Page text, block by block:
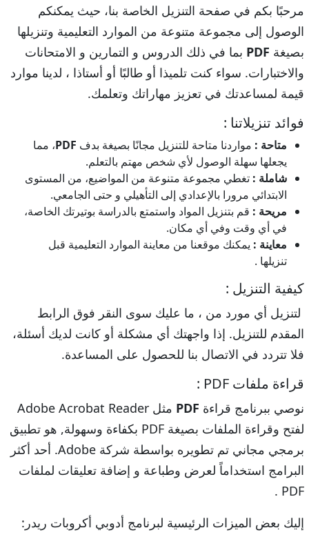
مرحبًا بكم في صفحة التنزيل الخاصة بنا، حيث يمكنكم
الوصول إلى مجموعة متنوعة من الموارد التعليمية وتنزيلها
بصيغة PDF بما في ذلك الدروس و التمارين و الامتحانات
والاختبارات. سواء كنت تلميذا أو طالبًا أو أستاذا ، لدينا موارد
قيمة لمساعدتك في تعزيز مهاراتك وتعلمك.
فوائد تنزيلاتنا :
متاحة : مواردنا متاحة للتنزيل مجانًا بصيغة بدف PDF، مما
يجعلها سهلة الوصول لأي شخص مهتم بالتعلم.
شاملة : تغطي مجموعة متنوعة من المواضيع، من المستوى
الابتدائي مرورا بالإعدادي إلى التأهيلي و حتى الجامعي.
مريحة : قم بتنزيل المواد واستمتع بالدراسة بوتيرتك الخاصة،
في أي وقت وفي أي مكان.
معاينة : يمكنك موقعنا من معاينة الموارد التعليمية قبل
تنزيلها .
كيفية التنزيل :
لتنزيل أي مورد من ، ما عليك سوى النقر فوق الرابط
المقدم للتنزيل. إذا واجهتك أي مشكلة أو كانت لديك أسئلة،
فلا تتردد في الاتصال بنا للحصول على المساعدة.
قراءة ملفات PDF :
نوصي ببرنامج قراءة PDF
مثل Adobe Acrobat Reader
لفتح وقراءة الملفات بصيغة PDF بكفاءة وسهولة, هو تطبيق
برمجي مجاني تم تطويره بواسطة شركة Adobe. أحد أكثر
البرامج استخداماً لعرض وطباعة و إضافة تعليقات لملفات
PDF .
إليك بعض الميزات الرئيسية لبرنامج أدوبي أكروبات ريدر: